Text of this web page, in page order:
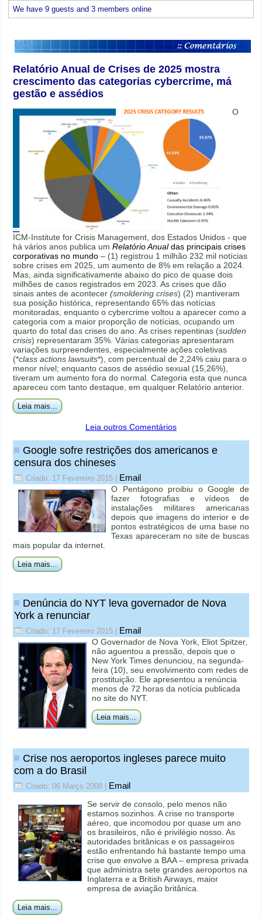
We have 9 guests and 3 members online
Relatório Anual de Crises de 2025 mostra
crescimento das categorias cybercrime, má
gestão e assédios
O
ICM-Institute for Crisis Management, dos Estados Unidos - que
há vários anos publica umRelatório Anualdas principais crises
corporativas no mundo – (1) registrou 1 milhão 232 mil notícias
sobre crises em 2025, um aumento de 8% em relação a 2024.
Mas, ainda significativamente abaixo do pico de quase dois
milhões de casos registrados em 2023. As crises que dão
sinais antes de acontecer(smoldering crises) (2) mantiveram
sua posição histórica, representando 65% das notícias
monitoradas, enquanto o cybercrime voltou a aparecer como a
categoria com a maior proporção de notícias, ocupando um
quarto do total das crises do ano. As crises repentinas (sudden
crisis) representaram 35%. Várias categorias apresentaram
variações surpreendentes, especialmente ações coletivas
(*class actions lawsuits*), com percentual de 2,24% caiu para o
menor nível; enquanto casos de assédio sexual (15,26%),
tiveram um aumento fora do normal. Categoria esta que nunca
apareceu com tanto destaque, em qualquer Relatório anterior.
Leia mais...
Leia outros Comentários
Google sofre restrições dos americanos e
censura dos chineses
Criado: 17 Fevereiro 2015 Email
O Pentágono proibiu o Google de
fazer fotografias e vídeos de
instalações militares americanas
depois que imagens do interior e de
pontos estratégicos de uma base no
Texas apareceram no site de buscas
mais popular da internet.
Leia mais...
Denúncia do NYT leva governador de Nova
York a renunciar
Criado: 17 Fevereiro 2015 Email
O Governador de Nova York, Eliot Spitzer,
não aguentou a pressão, depois que o
New York Times denunciou, na segunda-
feira (10), seu envolvimento com redes de
prostituição. Ele apresentou a renúncia
menos de 72 horas da notícia publicada
no site do NYT.
Leia mais...
Crise nos aeroportos ingleses parece muito
com a do Brasil
Criado: 06 Março 2008 Email
Se servir de consolo, pelo menos não
estamos sozinhos. A crise no transporte
aéreo, que incomodou por quase um ano
os brasileiros, não é privilégio nosso. As
autoridades britânicas e os passageiros
estão enfrentando há bastante tempo uma
crise que envolve a BAA – empresa privada
que administra sete grandes aeroportos na
Inglaterra e a British Airways, maior
empresa de aviação britânica.
Leia mais...